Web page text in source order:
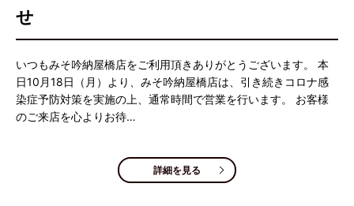
せ
いつもみそ吟納屋橋店をご利用頂きありがとうございます。 本
日10月18日（月）より、みそ吟納屋橋店は、引き続きコロナ感
染症予防対策を実施の上、通常時間で営業を行います。 お客様
のご来店を心よりお待…
詳細を見る